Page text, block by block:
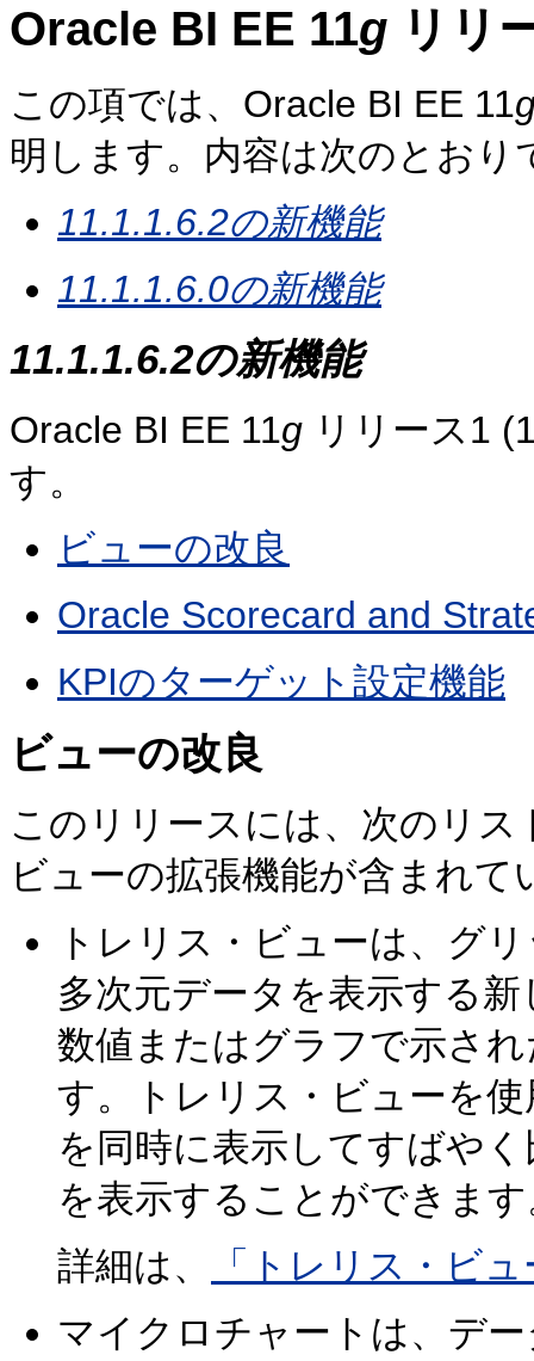
Oracle BI EE 11g リリ
この項では、Oracle BI EE 11
明します。内容は次のとおり
11.1.1.6.2の新機能
11.1.1.6.0の新機能
11.1.1.6.2の新機能
Oracle BI EE 11g リリース1
す。
ビューの改良
Oracle Scorecard and
KPIのターゲット設定機能
ビューの改良
このリリースには、次のリ
ビューの拡張機能が含まれて
トレリス・ビューは、グ
多次元データを表示する
数値またはグラフで示さ
す。トレリス・ビューを
を同時に表示してすばや
を表示することができま
詳細は、
「トレリス・ビ
マイクロチャートは、デ